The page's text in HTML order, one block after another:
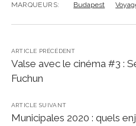
MARQUEURS: Budapest
ARTICLE PRÉCÉDENT
Valse avec le cinéma #3 :
Fuchun
ARTICLE SUIVANT
Municipales 2020 : quels